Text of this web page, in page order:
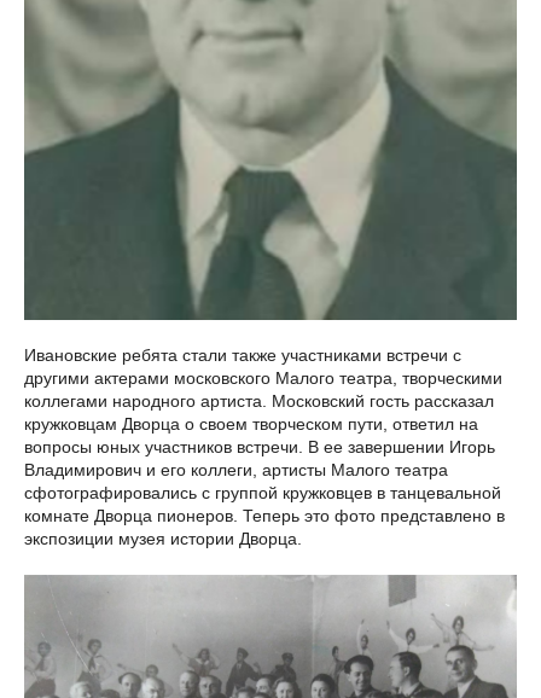
Ивановские ребята стали также участниками встречи с
другими актерами московского Малого театра, творческими
коллегами народного артиста. Московский гость рассказал
кружковцам Дворца о своем творческом пути, ответил на
вопросы юных участников встречи. В ее завершении Игорь
Владимирович и его коллеги, артисты Малого театра
сфотографировались с группой кружковцев в танцевальной
комнате Дворца пионеров. Теперь это фото представлено в
экспозиции музея истории Дворца.